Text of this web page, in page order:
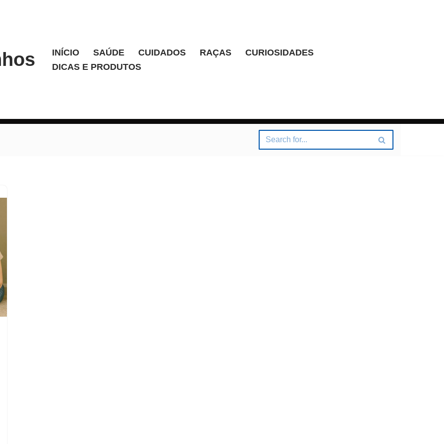
INÍCIO SAÚDE CUIDADOS RAÇAS
CURIOSIDADES
DICAS E PRODUTOS